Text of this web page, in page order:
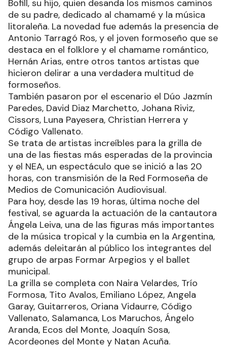
Bofill, su hijo, quien desanda los mismos caminos
de su padre, dedicado al chamamé y la música
litoraleña. La novedad fue además la presencia de
Antonio Tarragó Ros, y el joven formoseño que se
destaca en el folklore y el chamame romántico,
Hernán Arias, entre otros tantos artistas que
hicieron delirar a una verdadera multitud de
formoseños.
También pasaron por el escenario el Dúo Jazmín
Paredes, David Diaz Marchetto, Johana Riviz,
Cissors, Luna Payesera, Christian Herrera y
Código Vallenato.
Se trata de artistas increíbles para la grilla de
una de las fiestas más esperadas de la provincia
y el NEA, un espectáculo que se inició a las 20
horas, con transmisión de la Red Formoseña de
Medios de Comunicación Audiovisual.
Para hoy, desde las 19 horas, última noche del
festival, se aguarda la actuación de la cantautora
Ángela Leiva, una de las figuras más importantes
de la música tropical y la cumbia en la Argentina,
además deleitarán al público los integrantes del
grupo de arpas Formar Arpegios y el ballet
municipal.
La grilla se completa con Naira Velardes, Trío
Formosa, Tito Avalos, Emiliano López, Angela
Garay, Guitarreros, Oriana Vidaurre, Código
Vallenato, Salamanca, Los Maruchos, Ángelo
Aranda, Ecos del Monte, Joaquín Sosa,
Acordeones del Monte y Natan Acuña.